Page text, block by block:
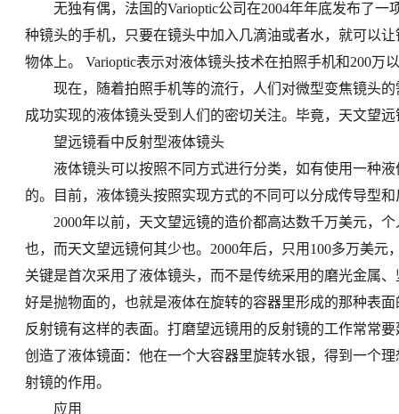
无独有偶，法国的Varioptic公司在2004年年底发布了一
种镜头的手机，只要在镜头中加入几滴油或者水，就可以
物体上。 Varioptic表示对液体镜头技术在拍照手机和200万
现在，随着拍照手机等的流行，人们对微型变焦镜头的
成功实现的液体镜头受到人们的密切关注。毕竟，天文望
望远镜看中反射型液体镜头
液体镜头可以按照不同方式进行分类，如有使用一种液
的。目前，液体镜头按照实现方式的不同可以分成传导型
2000年以前，天文望远镜的造价都高达数千万美元，个
也，而天文望远镜何其少也。2000年后，只用100多万美
关键是首次采用了液体镜头，而不是传统采用的磨光金属
好是抛物面的，也就是液体在旋转的容器里形成的那种表
反射镜有这样的表面。打磨望远镜用的反射镜的工作常常
创造了液体镜面：他在一个大容器里旋转水银，得到一个
射镜的作用。
应用